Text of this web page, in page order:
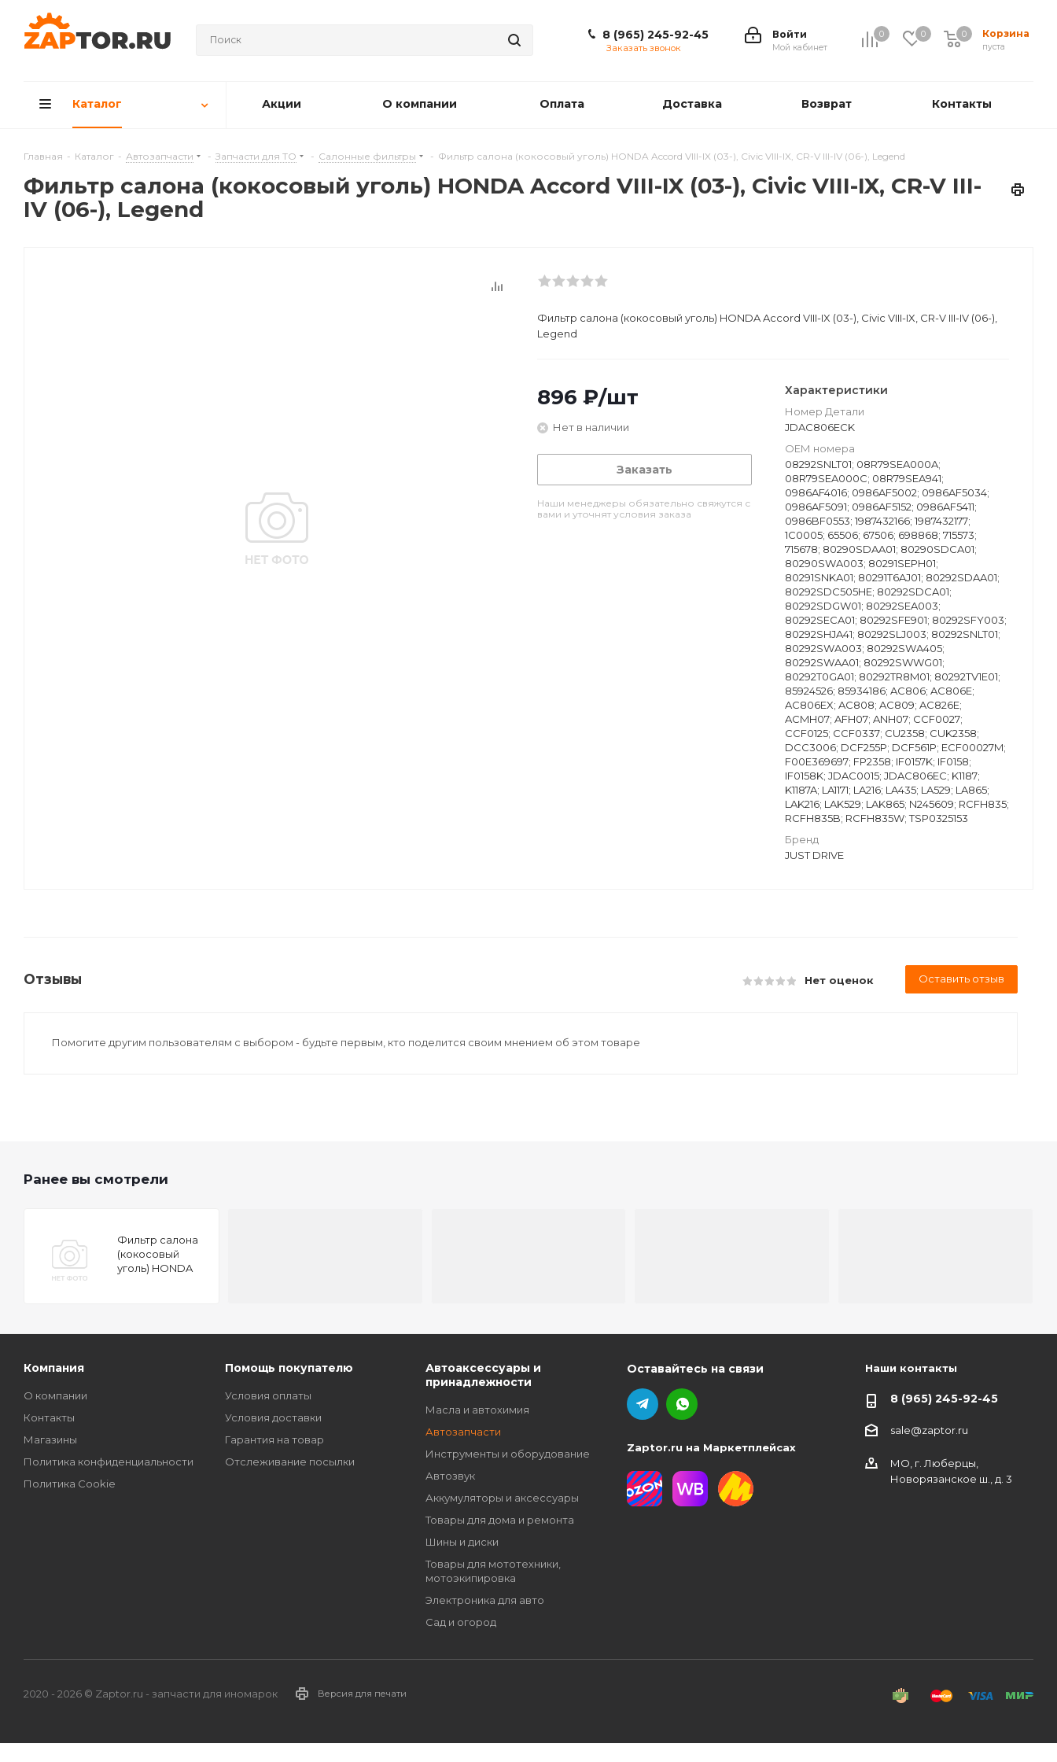
0 0 Корзина
0
пуста
0
Войти
Мой кабинет
8 (965) 245-92-45
Заказать звонок
Каталог Акции О компании Оплата Доставка Возврат Контакты
Главная - Каталог - Автозапчасти - Запчасти для ТО - Салонные фильтры - Фильтр салона (кокосовый уголь) HONDA Accord VIII-IX (03-), Civic VIII-IX, CR-V III-IV (06-), Legend
Фильтр салона (кокосовый уголь) HONDA Accord VIII-IX (03-), Civic VIII-IX, CR-V III-
IV (06-), Legend
Фильтр салона (кокосовый уголь) HONDA Accord VIII-IX (03-), Civic VIII-IX, CR-V III-IV (06-),
Legend
896 ₽/шт
Нет в наличии
Заказать
Наши менеджеры обязательно свяжутся с
вами и уточнят условия заказа
Характеристики
Номер Детали
JDAC806ECK
ОЕМ номера
08292SNLT01; 08R79SEA000A;
08R79SEA000C; 08R79SEA941;
0986AF4016; 0986AF5002; 0986AF5034;
0986AF5091; 0986AF5152; 0986AF5411;
0986BF0553; 1987432166; 1987432177;
1C0005; 65506; 67506; 698868; 715573;
715678; 80290SDAA01; 80290SDCA01;
80290SWA003; 80291SEPH01;
80291SNKA01; 80291T6AJ01; 80292SDAA01;
80292SDC505HE; 80292SDCA01;
80292SDGW01; 80292SEA003;
80292SECA01; 80292SFE901; 80292SFY003;
80292SHJA41; 80292SLJ003; 80292SNLT01;
80292SWA003; 80292SWA405;
80292SWAA01; 80292SWWG01;
80292T0GA01; 80292TR8M01; 80292TV1E01;
85924526; 85934186; AC806; AC806E;
AC806EX; AC808; AC809; AC826E;
ACMH07; AFH07; ANH07; CCF0027;
CCF0125; CCF0337; CU2358; CUK2358;
DCC3006; DCF255P; DCF561P; ECF00027M;
F00E369697; FP2358; IF0157K; IF0158;
IF0158K; JDAC0015; JDAC806EC; K1187;
K1187A; LA1171; LA216; LA435; LA529; LA865;
LAK216; LAK529; LAK865; N245609; RCFH835;
RCFH835B; RCFH835W; TSP0325153
Бренд
JUST DRIVE
Отзывы Нет оценок Оставить отзыв
Помогите другим пользователям с выбором - будьте первым, кто поделится своим мнением об этом товаре
Ранее вы смотрели
Фильтр салона
(кокосовый
уголь) HONDA
Компания
О компании
Контакты
Магазины
Политика конфиденциальности
Политика Cookie
Помощь покупателю
Условия оплаты
Условия доставки
Гарантия на товар
Отслеживание посылки
Автоаксессуары и
принадлежности
Масла и автохимия
Автозапчасти
Инструменты и оборудование
Автозвук
Аккумуляторы и аксессуары
Товары для дома и ремонта
Шины и диски
Товары для мототехники,
мотоэкипировка
Электроника для авто
Сад и огород
Оставайтесь на связи
Zaptor.ru на Маркетплейсах
Наши контакты
8 (965) 245-92-45
sale@zaptor.ru
МО, г. Люберцы,
Новорязанское ш., д. 3
2020 - 2026 © Zaptor.ru - запчасти для иномарок Версия для печати